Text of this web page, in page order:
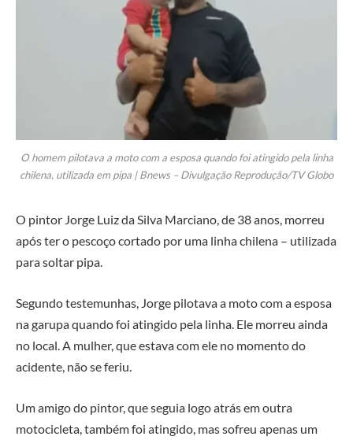
O homem pilotava a moto com a esposa quando foi atingido pela linha
chilena, utilizada em pipa | Bnews – Divulgação Reprodução/TV Globo
O pintor Jorge Luiz da Silva Marciano, de 38 anos, morreu
após ter o pescoço cortado por uma linha chilena – utilizada
para soltar pipa.
Segundo testemunhas, Jorge pilotava a moto com a esposa
na garupa quando foi atingido pela linha. Ele morreu ainda
no local. A mulher, que estava com ele no momento do
acidente, não se feriu.
Um amigo do pintor, que seguia logo atrás em outra
motocicleta, também foi atingido, mas sofreu apenas um